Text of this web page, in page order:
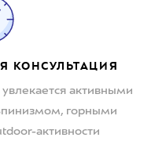
КОНСУЛЬТАЦИЯ
активными
горными
активности